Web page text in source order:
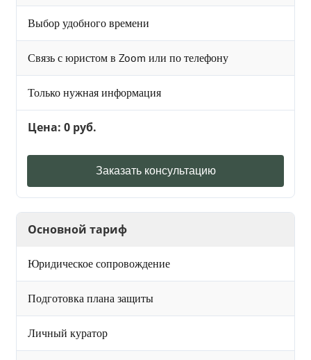
Выбор удобного времени
Связь с юристом в Zoom или по телефону
Только нужная информация
Цена: 0 руб.
Заказать консультацию
Основной тариф
Юридическое сопровождение
Подготовка плана защиты
Личный куратор